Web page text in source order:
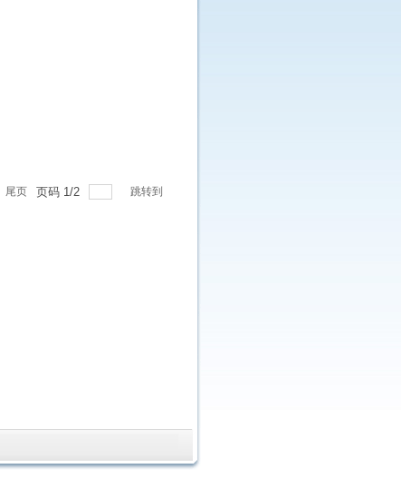
尾页 页码 1/2 跳转到